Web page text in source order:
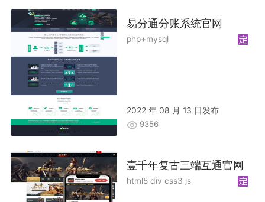
易分通分账系统官网
php+mysql
2022 年 08 月 13 日发布
9356
壹千年复古三端互通官网
html5 div css3 js